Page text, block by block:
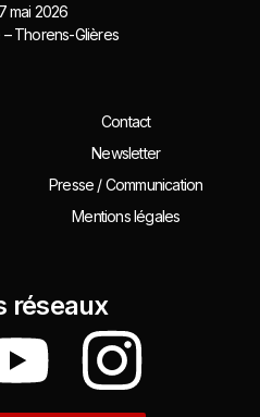
mai 2026
Thorens-Glières
Contact
Newsletter
Presse / Communication
Mentions légales
réseaux